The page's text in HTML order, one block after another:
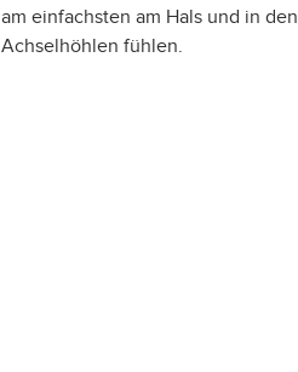
am einfachsten am Hals und in den
Achselhöhlen fühlen.